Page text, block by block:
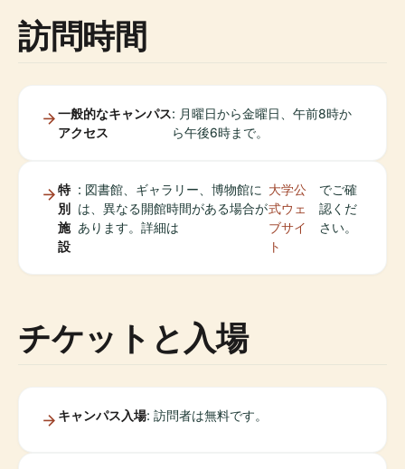
訪問時間
一般的なキャンパス
アクセス
: 月曜日から金曜日、午前8時か
ら午後6時まで。
特
別
施
設
: 図書館、ギャラリー、博物館に
は、異なる開館時間がある場合が
あります。詳細は
大学公
式ウェ
ブサイ
ト
でご確
認くだ
さい。
チケットと入場
キャンパス入場: 訪問者は無料です。